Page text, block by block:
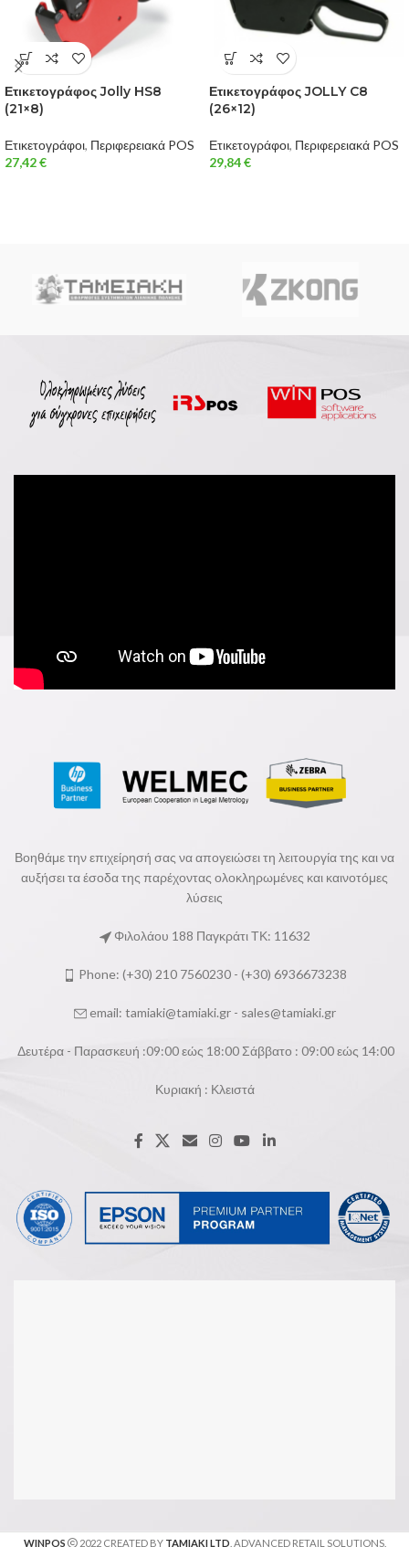
Ετικετογράφος Jolly HS8
(21×8)
Ετικετογράφοι, Περιφερειακά POS
27,42€
Ετικετογράφος JOLLY C8
(26×12)
Ετικετογράφοι, Περιφερειακά POS
29,84€
Βοηθάμε την επιχείρησή σας να απογειώσει τη λειτουργία της και να
αυξήσει τα έσοδα της παρέχοντας ολοκληρωμένες και καινοτόμες
λύσεις
Φιλολάου 188 Παγκράτι ΤΚ: 11632
Phone: (+30) 210 7560230 - (+30) 6936673238
email: tamiaki@tamiaki.gr- sales@tamiaki.gr
Δευτέρα - Παρασκευή :09:00 εώς 18:00 Σάββατο : 09:00 εώς 14:00
Κυριακή : Κλειστά
WINPOS 2022 CREATED BY TAMIAKI LTD . ADVANCED RETAIL SOLUTIONS.